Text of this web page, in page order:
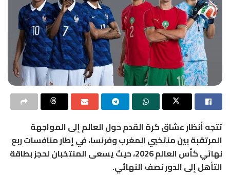
تتجه أنظار عشاق كرة القدم حول العالم إلى المواجهة
المرتقبة بين منتخبي المغرب وفرنسا، في إطار منافسات ربع
نهائي كأس العالم 2026، حيث يسعى المنتخبان لحجز بطاقة
التأهل إلى الدور نصف النهائي.